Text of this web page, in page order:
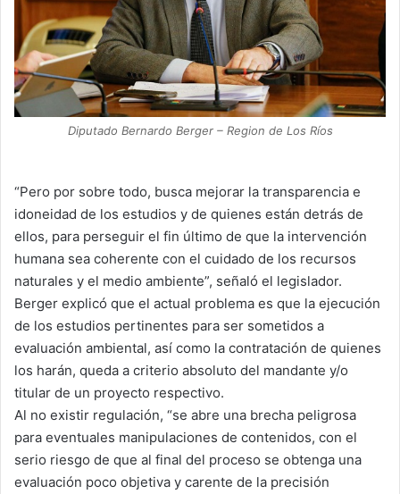
Diputado Bernardo Berger – Region de Los Ríos
“Pero por sobre todo, busca mejorar la transparencia e
idoneidad de los estudios y de quienes están detrás de
ellos, para perseguir el fin último de que la intervención
humana sea coherente con el cuidado de los recursos
naturales y el medio ambiente”, señaló el legislador.
Berger explicó que el actual problema es que la ejecución
de los estudios pertinentes para ser sometidos a
evaluación ambiental, así como la contratación de quienes
los harán, queda a criterio absoluto del mandante y/o
titular de un proyecto respectivo.
Al no existir regulación, “se abre una brecha peligrosa
para eventuales manipulaciones de contenidos, con el
serio riesgo de que al final del proceso se obtenga una
evaluación poco objetiva y carente de la precisión